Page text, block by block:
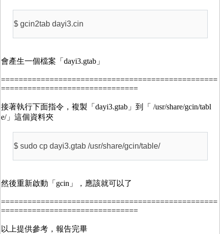
$ gcin2tab dayi3.cin
會產生一個檔案「dayi3.gtab」
=================================================
===============================
接著執行下面指令，複製「dayi3.gtab」到「 /usr/share/gcin/tabl
e/」這個資料夾
$ sudo cp dayi3.gtab /usr/share/gcin/table/
然後重新啟動「gcin」，應該就可以了
=================================================
===============================
以上提供參考，報告完畢